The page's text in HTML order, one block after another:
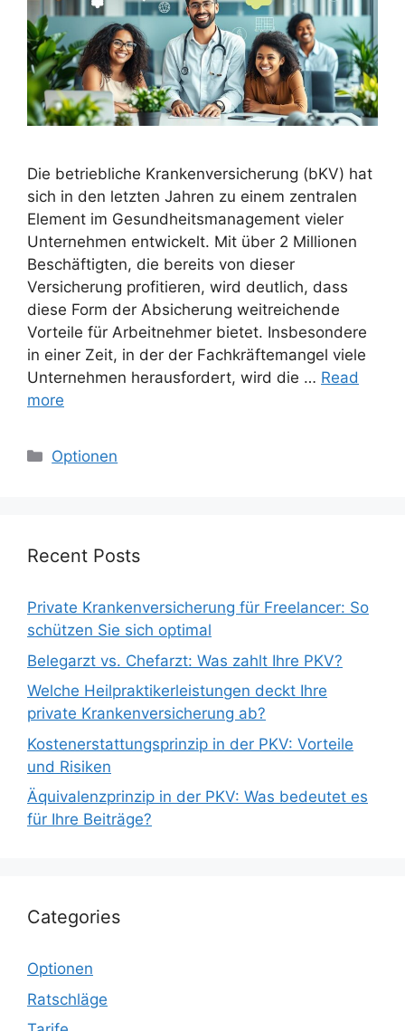
Die betriebliche Krankenversicherung (bKV) hat
sich in den letzten Jahren zu einem zentralen
Element im Gesundheitsmanagement vieler
Unternehmen entwickelt. Mit über 2 Millionen
Beschäftigten, die bereits von dieser
Versicherung profitieren, wird deutlich, dass
diese Form der Absicherung weitreichende
Vorteile für Arbeitnehmer bietet. Insbesondere
in einer Zeit, in der der Fachkräftemangel viele
Unternehmen herausfordert, wird die … Read
more
Categories
Optionen
Recent Posts
Private Krankenversicherung für Freelancer: So
schützen Sie sich optimal
Belegarzt vs. Chefarzt: Was zahlt Ihre PKV?
Welche Heilpraktikerleistungen deckt Ihre
private Krankenversicherung ab?
Kostenerstattungsprinzip in der PKV: Vorteile
und Risiken
Äquivalenzprinzip in der PKV: Was bedeutet es
für Ihre Beiträge?
Categories
Optionen
Ratschläge